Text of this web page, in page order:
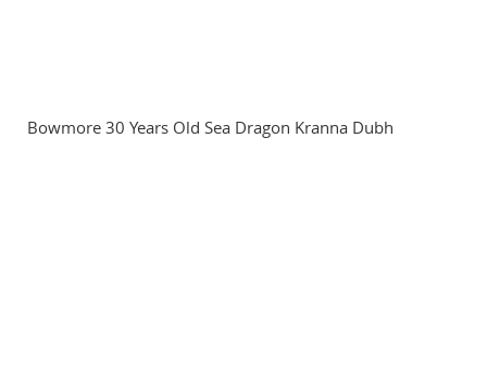
Bowmore 30 Years Old Sea Dragon Kranna Dubh